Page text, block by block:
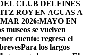
CLUB DELFINES
ROY EN AGUAS A
2026:MAYO EN
museos se vuelven
cuento: regresa el
Para los largos